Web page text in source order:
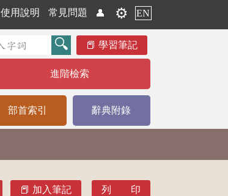
使用說明 常見問題 👤 ⚙️ EN
學習筆記
進階檢索
部首索引 辭典附錄
加入筆記 列 印